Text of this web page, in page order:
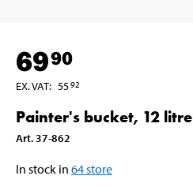
6990
EX. VAT: 5592
Painter's bucket, 12 litre
Art. 37-862
In stock in 64store